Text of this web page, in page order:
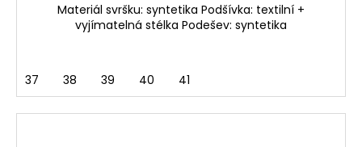
Materiál svršku: syntetika Podšívka: textilní +
vyjímatelná stélka Podešev: syntetika
37 38 39 40 41